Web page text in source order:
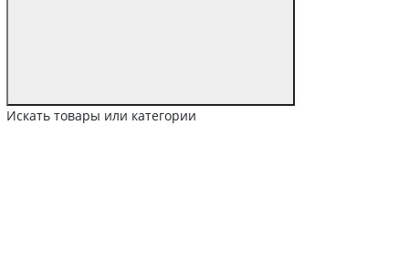
Искать товары или категории